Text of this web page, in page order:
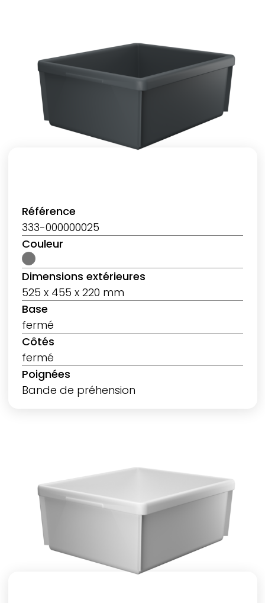
Référence
333-000000025
Couleur
Dimensions extérieures
525 x 455 x 220 mm
Base
fermé
Côtés
fermé
Poignées
Bande de préhension